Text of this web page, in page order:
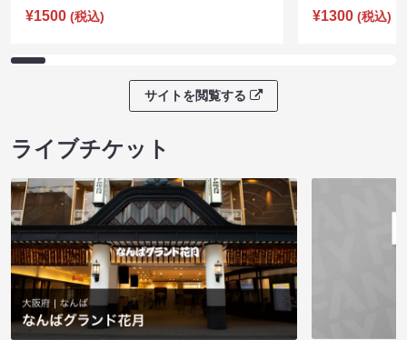
¥1500 (税込)
¥1300 (税込)
サイトを閲覧する
ライブチケット